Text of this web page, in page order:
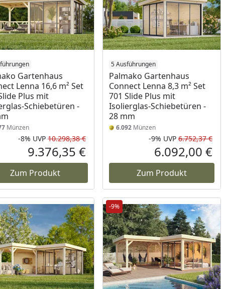
Preis
Gartenhaus
Lenna 16,6 m² Set
Plus mit
Schiebetüren -
Münzen
Rabatt in Prozent
-8%
Ursprünglicher Preis
UVP 10.298,38 €
Aktueller Preis
9.376,35 €
Zum Produkt
5 Ausführungen
Palmako Gartenhaus
Connect Lenna 8,3 m² Set
701 Slide Plus mit
Isolierglas-Schiebetüren -
28 mm
6.092 Münzen
-9% UVP 6.752,37 €
6.092,00 €
Zum Produkt
-9%